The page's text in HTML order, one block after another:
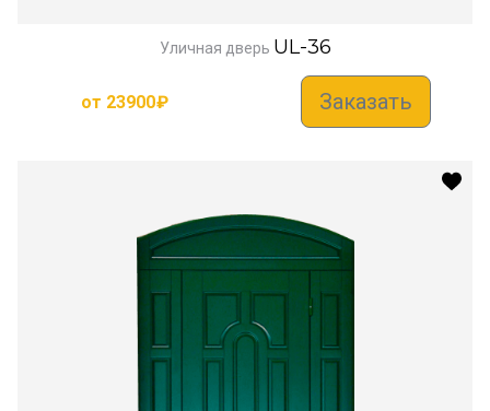
Уличная дверь UL-36
от 23900₽ Заказать